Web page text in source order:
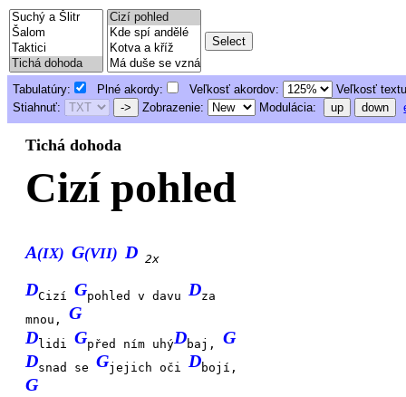
Tabulatúry: Plné akordy: Veľkosť akordov:
Veľkosť
Stiahnuť:
-> Zobrazenie: Modulácia: up down
Tichá dohoda
Cizí pohled
A(IX) G(VII) D 2x
DCizíGpohled v davuDza
mnou, G
DlidiGpřed ním uhýDbaj,G
Dsnad seGjejich očiDbojí,
G